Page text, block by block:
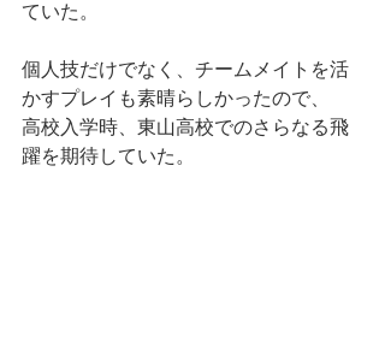
ていた。
個人技だけでなく、チームメイトを活
かすプレイも素晴らしかったので、
高校入学時、東山高校でのさらなる飛
躍を期待していた。